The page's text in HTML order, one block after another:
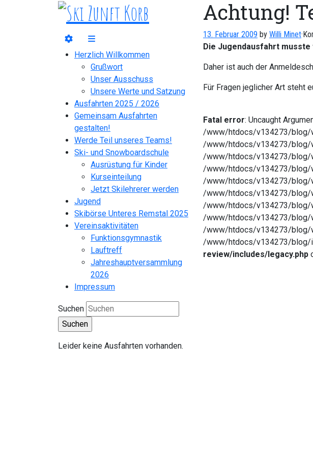
Herzlich Willkommen
Grußwort
Unser Ausschuss
Unsere Werte und Satzung
Ausfahrten 2025 / 2026
Gemeinsam Ausfahrten
gestalten!
Werde Teil unseres Teams!
Ski- und Snowboardschule
Ausrüstung für Kinder
Kurseinteilung
Jetzt Skilehrerer werden
Jugend
Skibörse Unteres Remstal 2025
Vereinsaktivitäten
Funktionsgymnastik
Lauftreff
Jahreshauptversammlung
2026
Impressum
Suchen
Leider keine Ausfahrten vorhanden.
Achtung!
13. Februar 2009 by Willi Minet·
Die Jugendausfahrt
Daher ist auch der
Für Fragen jeglicher Art steht
Fatal error: Uncaught
/www/htdocs/v134273/blog/
/www/htdocs/v134273/blog/
/www/htdocs/v134273/blog/
/www/htdocs/v134273/blog/
/www/htdocs/v134273/blog/
/www/htdocs/v134273/blog/
/www/htdocs/v134273/blog/
/www/htdocs/v134273/blog/
/www/htdocs/v134273/blog/
/www/htdocs/v134273/blog/
review/includes/legacy.php